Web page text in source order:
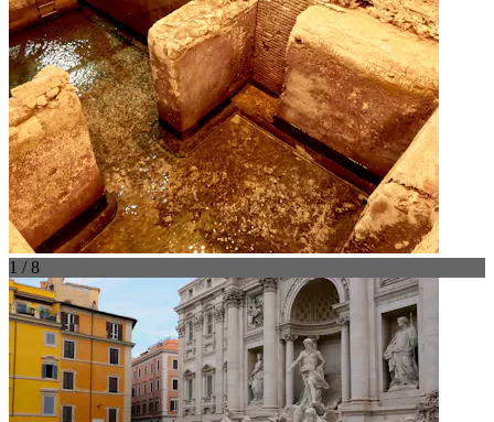
1 / 8